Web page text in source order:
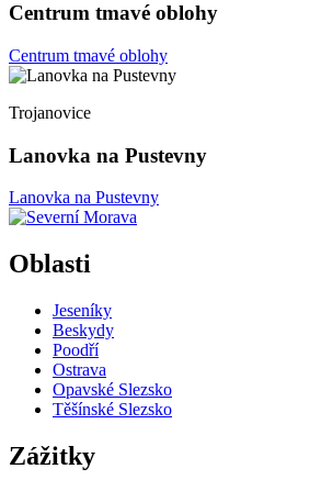
Centrum tmavé oblohy
Centrum tmavé oblohy
Trojanovice
Lanovka na Pustevny
Lanovka na Pustevny
Oblasti
Jeseníky
Beskydy
Poodří
Ostrava
Opavské Slezsko
Těšínské Slezsko
Zážitky